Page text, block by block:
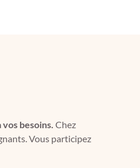
besoins. Chez
Vous participez